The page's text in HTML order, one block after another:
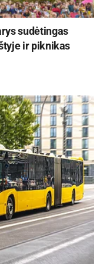
it
ilgesį.
taip pat
senolių
net tris
odė savajai
varotinkly,
lada
paprastas
bamoka,
lingva.“
naujų istorijų
dėmesio skiria
ji tęsia kūrybos
– lyg dar
sudėtingas
ir piknikas